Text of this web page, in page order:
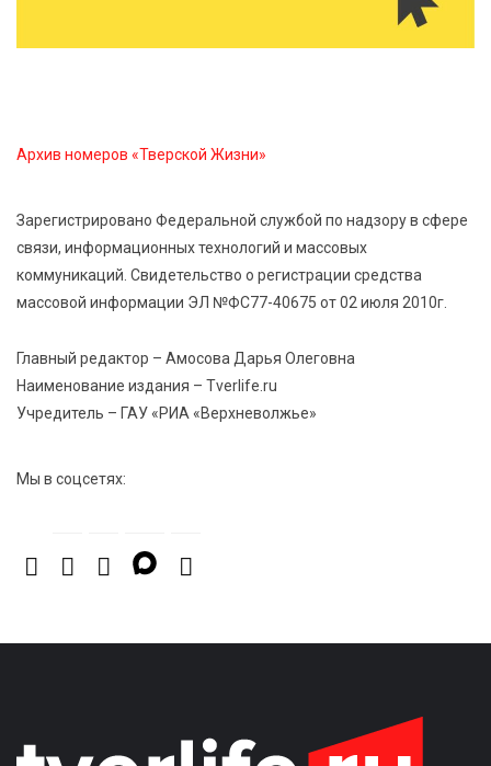
Исследование: ежемесячная смена категорий
кешбэка создает волны спроса
Тверские «Романтики» покорили Витебск своей
хореографией
Архив номеров «Тверской Жизни»
Зарегистрировано Федеральной службой по надзору в сфере
связи, информационных технологий и массовых
коммуникаций. Свидетельство о регистрации средства
массовой информации ЭЛ №ФС77-40675 от 02 июля 2010г.
Главный редактор – Амосова Дарья Олеговна
Наименование издания – Tverlife.ru
Учредитель – ГАУ «РИА «Верхневолжье»
Мы в соцсетях: